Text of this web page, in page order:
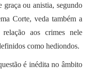
graça ou anistia, segundo
Corte, veda também a
aos crimes nele
como hediondos.
é inédita no âmbito